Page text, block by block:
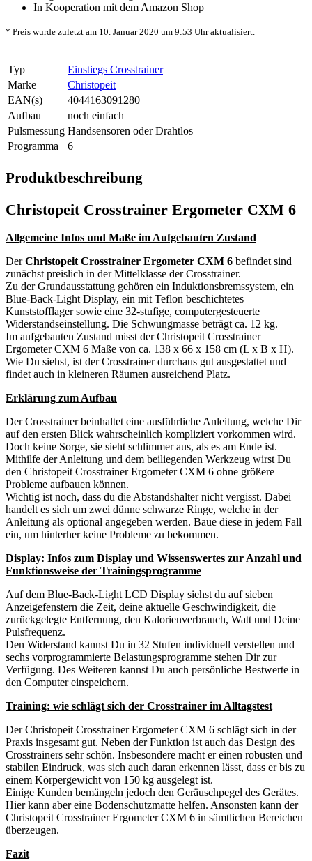
In Kooperation mit dem Amazon Shop
* Preis wurde zuletzt am 10. Januar 2020 um 9:53 Uhr aktualisiert.
Typ
Einstiegs Crosstrainer
Marke
Christopeit
EAN(s)
4044163091280
Aufbau
noch einfach
Pulsmessung Handsensoren oder Drahtlos
Programma
6
Produktbeschreibung
Christopeit Crosstrainer Ergometer CXM 6
Allgemeine Infos und Maße im Aufgebauten Zustand
DerChristopeit Crosstrainer Ergometer CXM 6 befindet sind
zunächst preislich in der Mittelklasse der Crosstrainer.
Zu der Grundausstattung gehören ein Induktionsbremssystem, ein
Blue-Back-Light Display, ein mit Teflon beschichtetes
Kunststofflager sowie eine 32-stufige, computergesteuerte
Widerstandseinstellung. Die Schwungmasse beträgt ca. 12 kg.
Im aufgebauten Zustand misst der Christopeit Crosstrainer
Ergometer CXM 6 Maße von ca. 138 x 66 x 158 cm (L x B x H).
Wie Du siehst, ist der Crosstrainer durchaus gut ausgestattet und
findet auch in kleineren Räumen ausreichend Platz.
Erklärung zum Aufbau
Der Crosstrainer beinhaltet eine ausführliche Anleitung, welche Dir
auf den ersten Blick wahrscheinlich kompliziert vorkommen wird.
Doch keine Sorge, sie sieht schlimmer aus, als es am Ende ist.
Mithilfe der Anleitung und dem beiliegenden Werkzeug wirst Du
den Christopeit Crosstrainer Ergometer CXM 6 ohne größere
Probleme aufbauen können.
Wichtig ist noch, dass du die Abstandshalter nicht vergisst. Dabei
handelt es sich um zwei dünne schwarze Ringe, welche in der
Anleitung als optional angegeben werden. Baue diese in jedem Fall
ein, um hinterher keine Probleme zu bekommen.
Display: Infos zum Display und Wissenswertes zur Anzahl und
Funktionsweise der Trainingsprogramme
Auf dem Blue-Back-Light LCD Display siehst du auf sieben
Anzeigefenstern die Zeit, deine aktuelle Geschwindigkeit, die
zurückgelegte Entfernung, den Kalorienverbrauch, Watt und Deine
Pulsfrequenz.
Den Widerstand kannst Du in 32 Stufen individuell verstellen und
sechs vorprogrammierte Belastungsprogramme stehen Dir zur
Verfügung. Des Weiteren kannst Du auch persönliche Bestwerte in
den Computer einspeichern.
Training: wie schlägt sich der Crosstrainer im Alltagstest
Der Christopeit Crosstrainer Ergometer CXM 6 schlägt sich in der
Praxis insgesamt gut. Neben der Funktion ist auch das Design des
Crosstrainers sehr schön. Insbesondere macht er einen robusten und
stabilen Eindruck, was sich auch daran erkennen lässt, dass er bis zu
einem Körpergewicht von 150 kg ausgelegt ist.
Einige Kunden bemängeln jedoch den Geräuschpegel des Gerätes.
Hier kann aber eine Bodenschutzmatte helfen. Ansonsten kann der
Christopeit Crosstrainer Ergometer CXM 6 in sämtlichen Bereichen
überzeugen.
Fazit